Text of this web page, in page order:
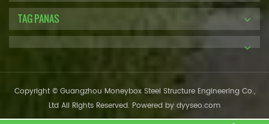
TAG PANAS
Copyright © Guangzhou Moneybox Steel Structure Engineering Co.,
Ltd All Rights Reserved. Powered by dyyseo.com